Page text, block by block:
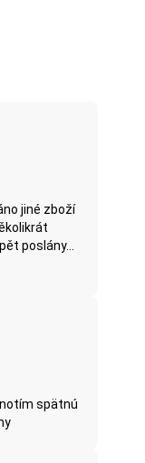
jiné zboží
poslány...
spätnú